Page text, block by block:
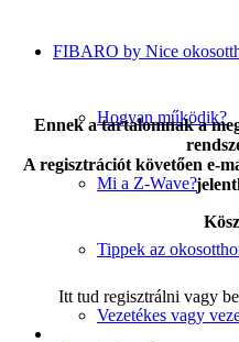
FIBARO by Nice
Hogyan működik?
Mi a Z-Wave?
Tippek az
Vezetékes vagy
Ennek a tartalomnak a
A regisztrációt követően e-
Itt tud regisztrálni vagy